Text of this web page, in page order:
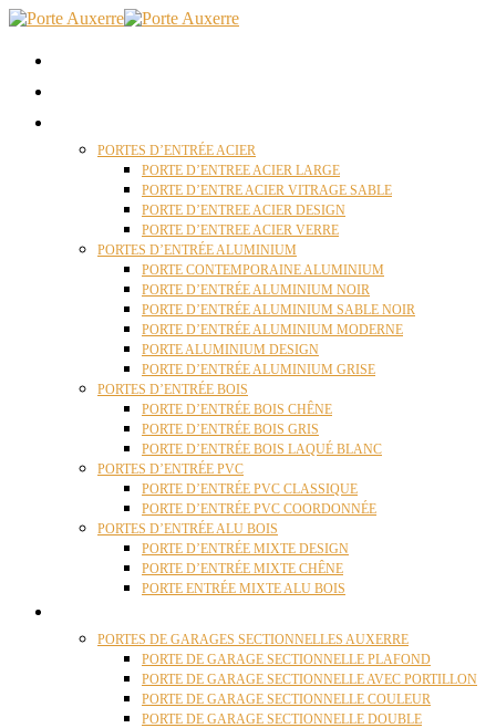
PORTES D’ENTRÉE ACIER
PORTE D’ENTREE ACIER LARGE
PORTE D’ENTRE ACIER VITRAGE SABLE
PORTE D’ENTREE ACIER DESIGN
PORTE D’ENTREE ACIER VERRE
PORTES D’ENTRÉE ALUMINIUM
PORTE CONTEMPORAINE ALUMINIUM
PORTE D’ENTRÉE ALUMINIUM NOIR
PORTE D’ENTRÉE ALUMINIUM SABLE NOIR
PORTE D’ENTRÉE ALUMINIUM MODERNE
PORTE ALUMINIUM DESIGN
PORTE D’ENTRÉE ALUMINIUM GRISE
PORTES D’ENTRÉE BOIS
PORTE D’ENTRÉE BOIS CHÊNE
PORTE D’ENTRÉE BOIS GRIS
PORTE D’ENTRÉE BOIS LAQUÉ BLANC
PORTES D’ENTRÉE PVC
PORTE D’ENTRÉE PVC CLASSIQUE
PORTE D’ENTRÉE PVC COORDONNÉE
PORTES D’ENTRÉE ALU BOIS
PORTE D’ENTRÉE MIXTE DESIGN
PORTE D’ENTRÉE MIXTE CHÊNE
PORTE ENTRÉE MIXTE ALU BOIS
PORTES DE GARAGES SECTIONNELLES AUXERRE
PORTE DE GARAGE SECTIONNELLE PLAFOND
PORTE DE GARAGE SECTIONNELLE AVEC PORTILLON
PORTE DE GARAGE SECTIONNELLE COULEUR
PORTE DE GARAGE SECTIONNELLE DOUBLE